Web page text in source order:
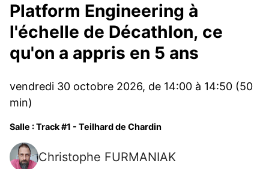
Platform Engineering à
l'échelle de Décathlon, ce
qu'on a appris en 5 ans
vendredi 30 octobre 2026, de 14:00 à 14:50 (50
min)
Salle : Track #1 - Teilhard de Chardin
Christophe FURMANIAK